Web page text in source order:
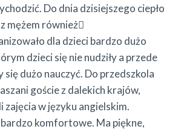
Do dnia dzisiejszego ciepło
mężem również
dla dzieci bardzo dużo
dzieci się nie nudziły a przede
się dużo nauczyć. Do przedszkola
goście z dalekich krajów,
w języku angielskim.
komfortowe. Ma piękne,